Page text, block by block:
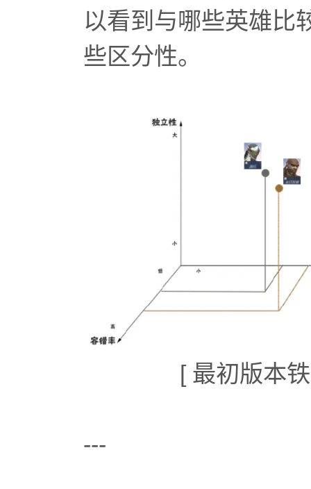
以看到与哪些英雄比
些区分性。
[ 最初版本
---